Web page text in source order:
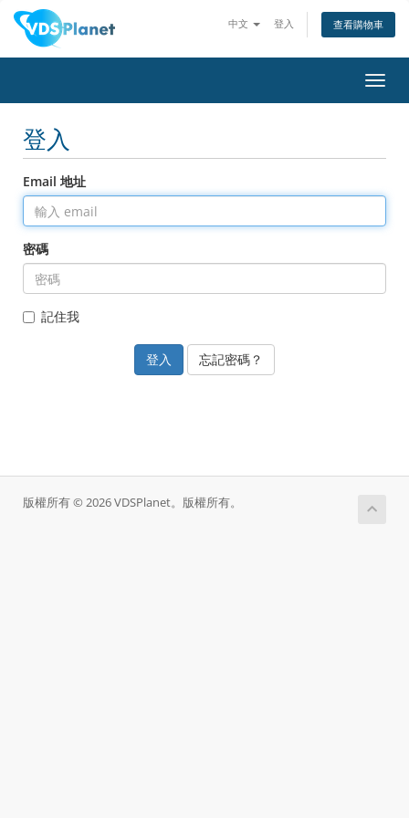
中文 登入 查看購物車
切
換
登入
Email 地址
密碼
記住我
忘記密碼？
版權所有 © 2026 VDSPlanet。版權所有。